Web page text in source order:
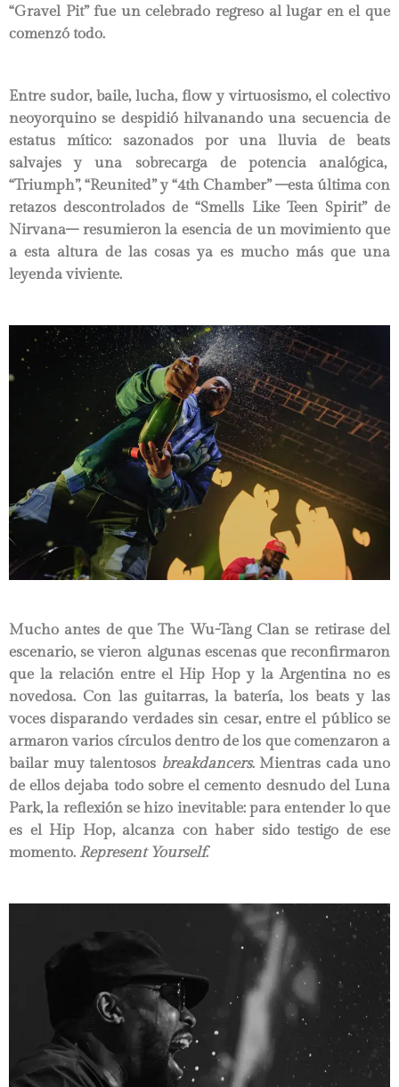
“Gravel Pit” fue un celebrado regreso al lugar en el que
comenzó todo.
Entre sudor, baile, lucha, flow y virtuosismo, el colectivo
neoyorquino se despidió hilvanando una secuencia de
estatus mítico: sazonados por una lluvia de beats
salvajes y una sobrecarga de potencia analógica,
“Triumph”, “Reunited” y “4th Chamber” –esta última con
retazos descontrolados de “Smells Like Teen Spirit” de
Nirvana– resumieron la esencia de un movimiento que
a esta altura de las cosas ya es mucho más que una
leyenda viviente.
Mucho antes de que The Wu-Tang Clan se retirase del
escenario, se vieron algunas escenas que reconfirmaron
que la relación entre el Hip Hop y la Argentina no es
novedosa. Con las guitarras, la batería, los beats y las
voces disparando verdades sin cesar, entre el público se
armaron varios círculos dentro de los que comenzaron a
bailar muy talentosos breakdancers. Mientras cada uno
de ellos dejaba todo sobre el cemento desnudo del Luna
Park, la reflexión se hizo inevitable: para entender lo que
es el Hip Hop, alcanza con haber sido testigo de ese
momento. Represent Yourself.